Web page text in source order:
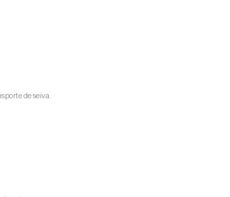
de seiva.